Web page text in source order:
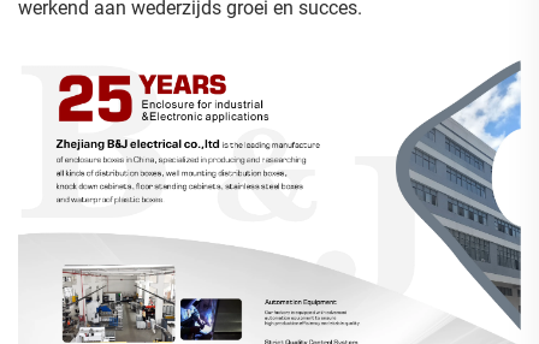
werkend aan wederzijds groei en succes.